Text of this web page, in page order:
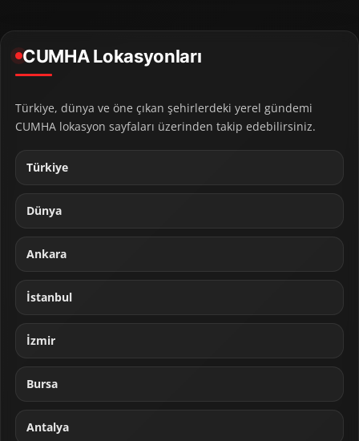
CUMHA Lokasyonları
Türkiye, dünya ve öne çıkan şehirlerdeki yerel gündemi
CUMHA lokasyon sayfaları üzerinden takip edebilirsiniz.
Türkiye
Dünya
Ankara
İstanbul
İzmir
Bursa
Antalya